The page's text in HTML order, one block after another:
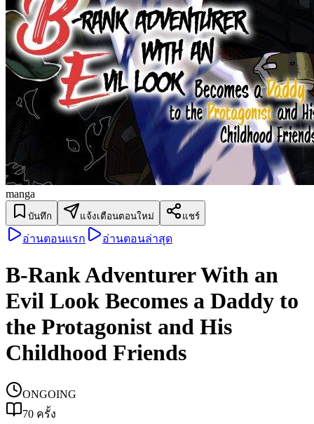
manga
บันทึก แจ้งเตือนตอนใหม่ แชร์
อ่านตอนแรก อ่านตอนล่าสุด
B-Rank Adventurer With an
Evil Look Becomes a Daddy to
the Protagonist and His
Childhood Friends
ONGOING
70 ครั้ง